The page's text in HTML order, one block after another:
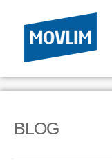
INICIO
HOSTING
BLOG